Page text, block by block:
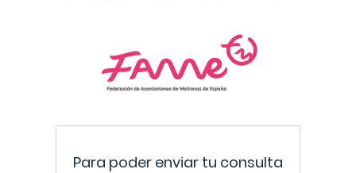
Para poder enviar tu consulta